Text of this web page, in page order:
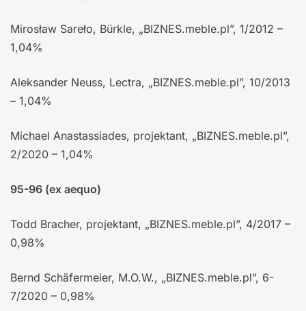
Mirosław Sareło, Bürkle, „BIZNES.meble.pl”, 1/2012 –
1,04%
Aleksander Neuss, Lectra, „BIZNES.meble.pl”, 10/2013
– 1,04%
Michael Anastassiades, projektant, „BIZNES.meble.pl”,
2/2020 – 1,04%
95-96 (ex aequo)
Todd Bracher, projektant, „BIZNES.meble.pl”, 4/2017 –
0,98%
Bernd Schäfermeier, M.O.W., „BIZNES.meble.pl”, 6-
7/2020 – 0,98%